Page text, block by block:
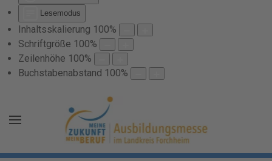
Lesemodus
Inhaltsskalierung 100%
Schriftgröße 100%
Zeilenhöhe 100%
Buchstabenabstand 100%